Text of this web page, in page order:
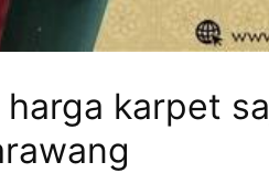
harga karpet